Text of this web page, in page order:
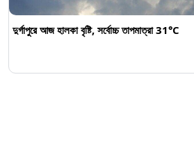
দুর্গাপুরে আজ হালকা বৃষ্টি, সর্বোচ্চ তাপমাত্রা 31°C